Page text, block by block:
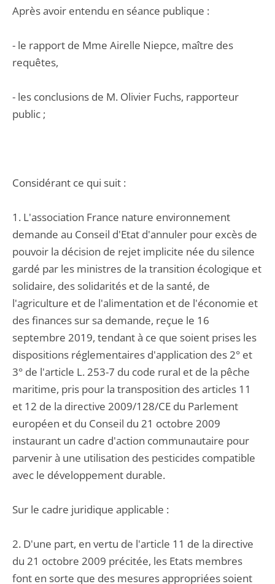
Après avoir entendu en séance publique :
- le rapport de Mme Airelle Niepce, maître des
requêtes,
- les conclusions de M. Olivier Fuchs, rapporteur
public ;
Considérant ce qui suit :
1. L'association France nature environnement
demande au Conseil d'Etat d'annuler pour excès de
pouvoir la décision de rejet implicite née du silence
gardé par les ministres de la transition écologique et
solidaire, des solidarités et de la santé, de
l'agriculture et de l'alimentation et de l'économie et
des finances sur sa demande, reçue le 16
septembre 2019, tendant à ce que soient prises les
dispositions réglementaires d'application des 2° et
3° de l'article L. 253-7 du code rural et de la pêche
maritime, pris pour la transposition des articles 11
et 12 de la directive 2009/128/CE du Parlement
européen et du Conseil du 21 octobre 2009
instaurant un cadre d'action communautaire pour
parvenir à une utilisation des pesticides compatible
avec le développement durable.
Sur le cadre juridique applicable :
2. D'une part, en vertu de l'article 11 de la directive
du 21 octobre 2009 précitée, les Etats membres
font en sorte que des mesures appropriées soient